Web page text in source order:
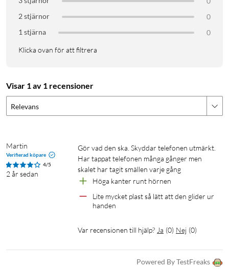
2 stjärnor
0
1 stjärna
0
Klicka ovan för att filtrera
Visar 1 av 1 recensioner
Relevans
Martin
Verifierad köpare
4/5
2 år sedan
Gör vad den ska. Skyddar telefonen utmärkt.
Har tappat telefonen många gånger men
skalet har tagit smällen varje gång
Höga kanter runt hörnen
Lite mycket plast så lätt att den glider ur
handen
Var recensionen till hjälp? Ja (0) Nej (0)
Powered By TestFreaks